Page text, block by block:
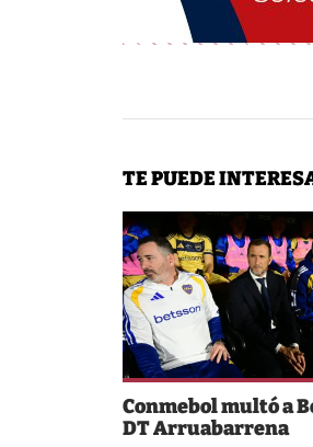
TE PUEDE
Conmebol multó a
DT Arruabarrena